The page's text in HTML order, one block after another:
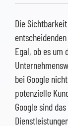
Die
Egal, ob es um
bei Google
potenzielle
Google sind